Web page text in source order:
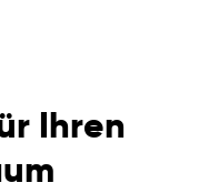
Ihren